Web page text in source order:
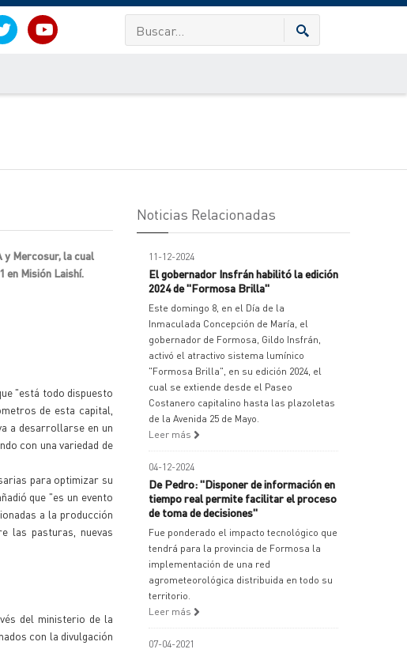
y Mercosur, la cual
en Misión Laishí.
"está todo dispuesto
de esta capital,
a desarrollarse en un
con una variedad de
para optimizar su
que "es un evento
a la producción
las pasturas, nuevas
del ministerio de la
con la divulgación
Noticias Relacionadas
11-12-2024
El gobernador Insfrán habilitó la edición
2024 de "Formosa Brilla"
Este domingo 8, en el Día de la
Inmaculada Concepción de María, el
gobernador de Formosa, Gildo Insfrán,
activó el atractivo sistema lumínico
"Formosa Brilla", en su edición 2024, el
cual se extiende desde el Paseo
Costanero capitalino hasta las plazoletas
de la Avenida 25 de Mayo.
Leer más
04-12-2024
De Pedro: "Disponer de información en
tiempo real permite facilitar el proceso
de toma de decisiones"
Fue ponderado el impacto tecnológico que
tendrá para la provincia de Formosa la
implementación de una red
agrometeorológica distribuida en todo su
territorio.
Leer más
07-04-2021